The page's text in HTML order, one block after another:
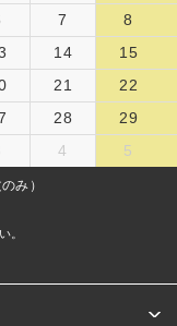
7
8
14
15
21
22
28
29
4 5
み）
。